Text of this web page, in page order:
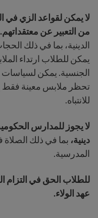
لا يمكن لقواعد الزي في
من التعبير عن معتقداتهم.
الدينية، بما في ذلك
يمكن للطلاب ارتداء
الجنسية. يمكن
تحظر ملابس معينة فقط
للانتباه.
لا يجوز للمدارس
دينية، بما في ذلك
المدرسية.
للطلاب الحق في التزام
عهد الولاء.